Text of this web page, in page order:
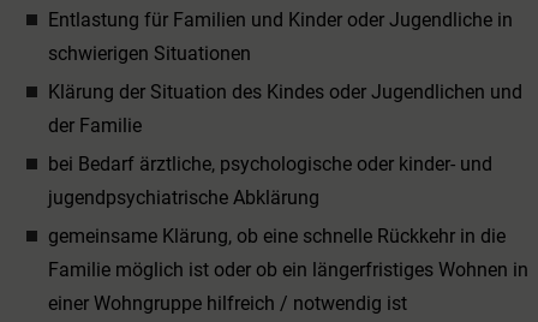
Entlastung für Familien und Kinder oder Jugendliche in
schwierigen Situationen
Klärung der Situation des Kindes oder Jugendlichen und
der Familie
bei Bedarf ärztliche, psychologische oder kinder- und
jugendpsychiatrische Abklärung
gemeinsame Klärung, ob eine schnelle Rückkehr in die
Familie möglich ist oder ob ein längerfristiges Wohnen in
einer Wohngruppe hilfreich / notwendig ist